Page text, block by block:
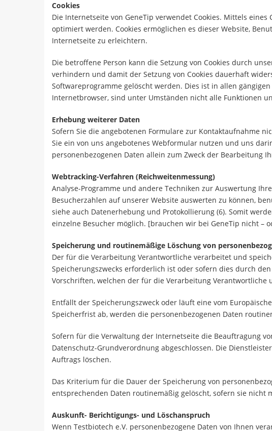
Cookies
Die Internetseite von GeneTip verwendet Cookies. Mittels
optimiert werden. Cookies ermöglichen es dieser Website,
Internetseite zu erleichtern.
Die betroffene Person kann die Setzung von Cookies durch
verhindern und damit der Setzung von Cookies dauerhaft
Softwareprogramme gelöscht werden. Dies ist in allen
Internetbrowser, sind unter Umständen nicht alle Funktionen
Erhebung weiterer Daten
Sofern Sie die angebotenen Formulare zur Kontaktaufnahme
Sie ein von uns angebotenes Webformular nutzen und uns
personenbezogenen Daten allein zum Zweck der Bearbeitung
Webtracking-Verfahren (Reichweitenmessung)
Analyse-Programme und andere Techniken zur Auswertung
Besucherzahlen auf unserer Website auswerten zu können,
siehe auch Datenerhebung und Protokollierung (6). Somit
einzelne Besucher möglich. [brauchen wir bei GeneTip nicht –
Speicherung und routinemäßige Löschung von
Der für die Verarbeitung Verantwortliche verarbeitet und
Speicherungszwecks erforderlich ist oder sofern dies durch
Vorschriften, welchen der für die Verarbeitung Verantwortliche
Entfällt der Speicherungszweck oder läuft eine vom
Speicherfrist ab, werden die personenbezogenen Daten
Sofern für die Verwaltung der Internetseite die Beauftragung
Datenschutz-Grundverordnung abgeschlossen. Die
Auftrags löschen.
Das Kriterium für die Dauer der Speicherung von
entsprechenden Daten routinemäßig gelöscht, sofern sie
Auskunft- Berichtigungs- und Löschanspruch
Wenn Testbiotech e.V. personenbezogene Daten von Ihnen